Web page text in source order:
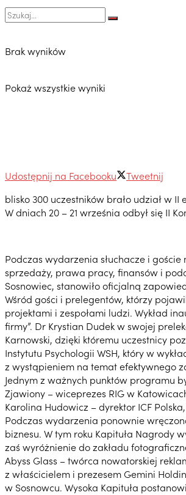
Brak wyników
Pokaż wszystkie wyniki
Udostępnij na Facebooku
Tweetnij
blisko 300 uczestników brało udział w
W dniach 20 – 21 września odbył się II
Podczas wydarzenia słuchacze i
sprzedaży, prawa pracy, finansów i
Sosnowiec, stanowiło oficjalną
Wśród gości i prelegentów, którzy
projektami i zespołami ludzi. Wykład
firmy”. Dr Krystian Dudek w swojej
Karnowski, dzięki któremu uczestnicy
Instytutu Psychologii WSH, który w
z wystąpieniem na temat efektywnego
Jednym z ważnych punktów programu
Zjawiony – wiceprezes RIG w
Karolina Hudowicz – dyrektor ICF
Podczas wydarzenia ponownie
biznesu. W tym roku Kapituła Nagrody
zaś wyróżnienie do zakładu
Abyss Glass – twórca nowatorskiej
z właścicielem i prezesem Gemini
w Sosnowcu. Wysoka Kapituła